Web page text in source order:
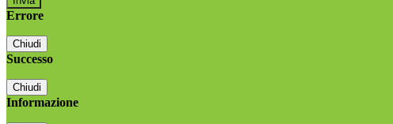
Errore
Chiudi
Successo
Chiudi
Informazione